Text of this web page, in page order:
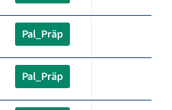
Pal_Präp
Pal_Präp